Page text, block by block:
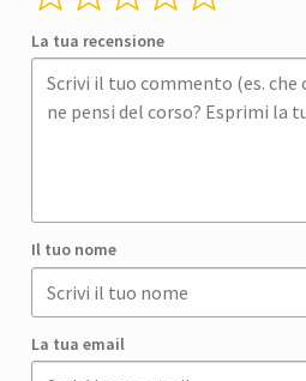
La tua recensione
Il tuo nome
La tua email